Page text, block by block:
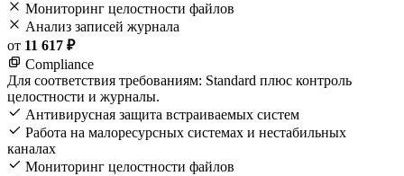
Мониторинг целостности файлов
Анализ записей журнала
от 11 617 ₽
Compliance
Для соответствия требованиям: Standard плюс контроль
целостности и журналы.
Антивирусная защита встраиваемых систем
Работа на малоресурсных системах и нестабильных
каналах
Мониторинг целостности файлов